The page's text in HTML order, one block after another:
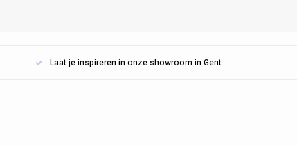
Laat je inspireren in onze showroom in Gent